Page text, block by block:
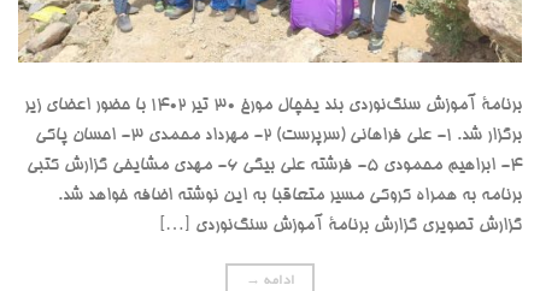
برنامۀ آموزش سنگ‌نوردی بند یخچال مورخ ۳۰ تیر ۱۴۰۲ با حضور اعضای زیر
برگزار شد. ۱- علی فراهانی (سرپرست) ۲- مهرداد محمدی ٣- احسان پاکی
۴- ابراهیم محمودی ۵- فرشته علی بیگی ۶- مهدی مشایخی گزارش کتبی
برنامه به همراه کروکی مسیر متعاقبا به این نوشته اضافه خواهد شد.
گزارش تصویری گزارش برنامۀ آموزش سنگ‌نوردی […]
ادامه →